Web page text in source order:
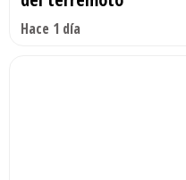
Hace 1 día